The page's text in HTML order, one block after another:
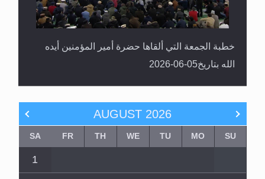
خطبة الجمعة التي ألقاها حضرة أمير المؤمنين أيده
الله بتاريخ05-06-2026
AUGUST 2026
SU
MO
TU
WE
TH
FR
SA
1